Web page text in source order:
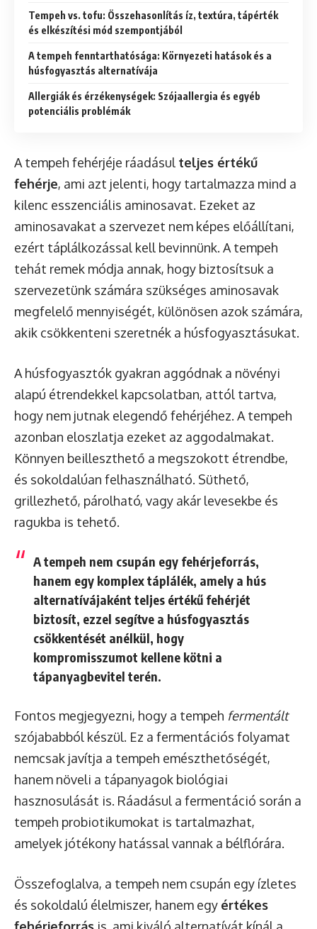
Tempeh vs. tofu: Összehasonlítás íz, textúra, tápérték
és elkészítési mód szempontjából
A tempeh fenntarthatósága: Környezeti hatások és a
húsfogyasztás alternatívája
Allergiák és érzékenységek: Szójaallergia és egyéb
potenciális problémák
A tempeh fehérjéje ráadásul teljes értékű
fehérje, ami azt jelenti, hogy tartalmazza mind a
kilenc esszenciális aminosavat. Ezeket az
aminosavakat a szervezet nem képes előállítani,
ezért táplálkozással kell bevinnünk. A tempeh
tehát remek módja annak, hogy biztosítsuk a
szervezetünk számára szükséges aminosavak
megfelelő mennyiségét, különösen azok számára,
akik csökkenteni szeretnék a húsfogyasztásukat.
A húsfogyasztók gyakran aggódnak a növényi
alapú étrendekkel kapcsolatban, attól tartva,
hogy nem jutnak elegendő fehérjéhez. A tempeh
azonban eloszlatja ezeket az aggodalmakat.
Könnyen beilleszthető a megszokott étrendbe,
és sokoldalúan felhasználható. Süthető,
grillezhető, párolható, vagy akár levesekbe és
ragukba is tehető.
A tempeh nem csupán egy fehérjeforrás,
hanem egy komplex táplálék, amely a hús
alternatívájaként teljes értékű fehérjét
biztosít, ezzel segítve a húsfogyasztás
csökkentését anélkül, hogy
kompromisszumot kellene kötni a
tápanyagbevitel terén.
Fontos megjegyezni, hogy a tempeh fermentált
szójababból készül. Ez a fermentációs folyamat
nemcsak javítja a tempeh emészthetőségét,
hanem növeli a tápanyagok biológiai
hasznosulását is. Ráadásul a fermentáció során a
tempeh probiotikumokat is tartalmazhat,
amelyek jótékony hatással vannak a bélflórára.
Összefoglalva, a tempeh nem csupán egy ízletes
és sokoldalú élelmiszer, hanem egy értékes